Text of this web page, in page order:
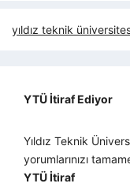
yıldız teknik
YTÜ İtiraf Ediyor
Yıldız Teknik
yorumlarınızı
YTÜ İtiraf